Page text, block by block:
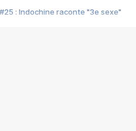
#25 : Indochine raconte "3e sexe"